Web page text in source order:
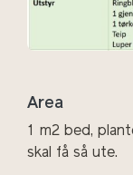
Area
1 m2 bed,
skal få så ute.